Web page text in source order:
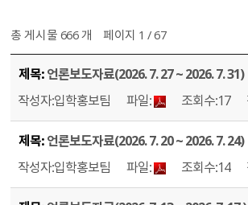
총 게시물 666 개 페이지 1 / 67
언론보도자료(2026. 7. 27 ~ 2026. 7. 31)
입학홍보팀
17
언론보도자료(2026. 7. 20 ~ 2026. 7. 24)
입학홍보팀
14